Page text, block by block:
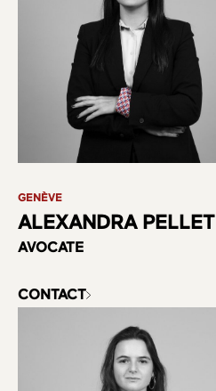
GENÈVE
ALEXANDRA PELLET
AVOCATE
CONTACT